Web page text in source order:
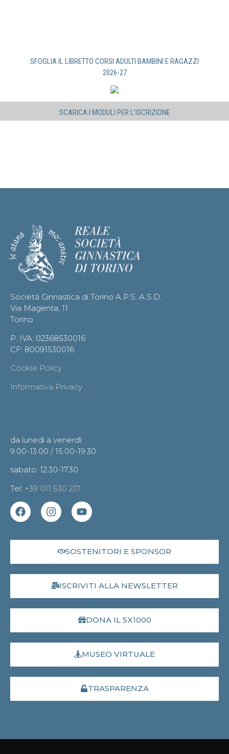
SFOGLIA IL LIBRETTO CORSI ADULTI BAMBINI E RAGAZZI
2026-27
SCARICA I MODULI PER L’ISCRIZIONE
Società Ginnastica di Torino A.P.S. A.S.D.
Via Magenta, 11
Torino
P. IVA: 02368530016
CF: 80091530016
Cookie Policy
Informativa Privacy
da lunedì a venerdì:
9.00-13.00 / 15.00-19.30
sabato: 12.30-17.30
Tel: +39 011 530 217
SOSTENITORI E SPONSOR
ISCRIVITI ALLA NEWSLETTER
DONA IL 5X1000
MUSEO VIRTUALE
TRASPARENZA